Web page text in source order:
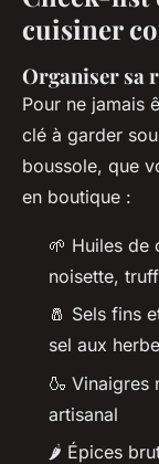
cuisiner
Organiser sa
Pour ne jamais
clé à garder
boussole, que
en boutique :
🌱 Huiles de
noisette,
🧂 Sels fins
sel aux
🍶 Vinaigres
artisanal
🌶️ Épices